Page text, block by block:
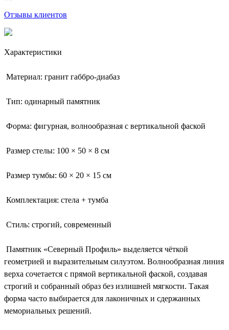
Отзывы клиентов
Характеристики
Материал: гранит габбро-диабаз
Тип: одинарный памятник
Форма: фигурная, волнообразная с вертикальной фаской
Размер стелы: 100 × 50 × 8 см
Размер тумбы: 60 × 20 × 15 см
Комплектация: стела + тумба
Стиль: строгий, современный
Памятник «Северный Профиль» выделяется чёткой
геометрией и выразительным силуэтом. Волнообразная линия
верха сочетается с прямой вертикальной фаской, создавая
строгий и собранный образ без излишней мягкости. Такая
форма часто выбирается для лаконичных и сдержанных
мемориальных решений.